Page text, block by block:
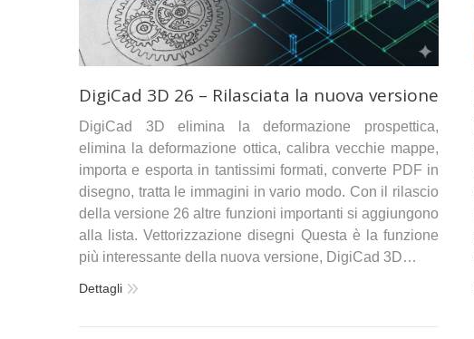
DigiCad 3D 26 – Rilasciata la nuova versione
DigiCad 3D elimina la deformazione prospettica,
elimina la deformazione ottica, calibra vecchie mappe,
importa e esporta in tantissimi formati, converte PDF in
disegno, tratta le immagini in vario modo. Con il rilascio
della versione 26 altre funzioni importanti si aggiungono
alla lista. Vettorizzazione disegni Questa è la funzione
più interessante della nuova versione, DigiCad 3D…
Dettagli